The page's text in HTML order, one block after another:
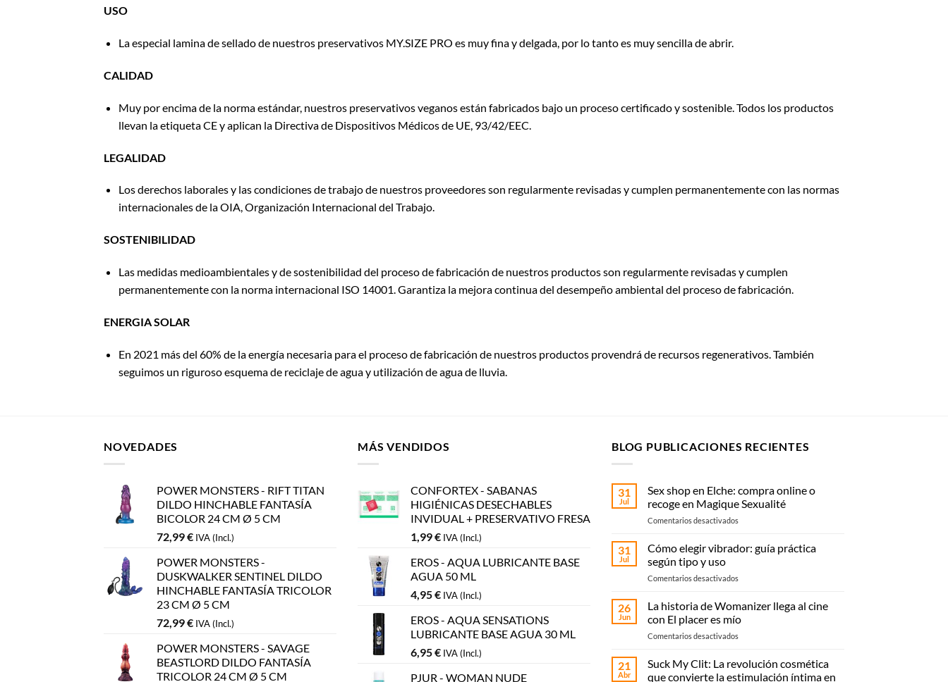
USO
La especial lamina de sellado de nuestros preservativos MY.SIZE PRO es muy fina y delgada, por lo tanto es muy sencilla de abrir.
CALIDAD
Muy por encima de la norma estándar, nuestros preservativos veganos están fabricados bajo un proceso certificado y sostenible. Todos los productos
llevan la etiqueta CE y aplican la Directiva de Dispositivos Médicos de UE, 93/42/EEC.
LEGALIDAD
Los derechos laborales y las condiciones de trabajo de nuestros proveedores son regularmente revisadas y cumplen permanentemente con las normas
internacionales de la OIA, Organización Internacional del Trabajo.
SOSTENIBILIDAD
Las medidas medioambientales y de sostenibilidad del proceso de fabricación de nuestros productos son regularmente revisadas y cumplen
permanentemente con la norma internacional ISO 14001. Garantiza la mejora continua del desempeño ambiental del proceso de fabricación.
ENERGIA SOLAR
En 2021 más del 60% de la energía necesaria para el proceso de fabricación de nuestros productos provendrá de recursos regenerativos. También
seguimos un riguroso esquema de reciclaje de agua y utilización de agua de lluvia.
NOVEDADES
POWER MONSTERS - RIFT TITAN
DILDO HINCHABLE FANTASÍA
BICOLOR 24 CM Ø 5 CM
72,99€ IVA (Incl.)
POWER MONSTERS -
DUSKWALKER SENTINEL DILDO
HINCHABLE FANTASÍA TRICOLOR
23 CM Ø 5 CM
72,99€ IVA (Incl.)
POWER MONSTERS - SAVAGE
BEASTLORD DILDO FANTASÍA
TRICOLOR 24 CM Ø 5 CM
MÁS VENDIDOS
CONFORTEX - SABANAS
HIGIÉNICAS DESECHABLES
INVIDUAL + PRESERVATIVO FRESA
1,99€ IVA (Incl.)
EROS - AQUA LUBRICANTE BASE
AGUA 50 ML
4,95€ IVA (Incl.)
EROS - AQUA SENSATIONS
LUBRICANTE BASE AGUA 30 ML
6,95€ IVA (Incl.)
PJUR - WOMAN NUDE
BLOG PUBLICACIONES RECIENTES
31
Jul
Sex shop en Elche: compra online o
recoge en Magique Sexualité
Comentarios desactivadosen
shop
en
compra
o
Magique
31
Jul
Cómo elegir vibrador: guía práctica
según tipo y uso
Comentarios desactivadosen
elegir
vibrador:
guía
práctica
tipo
y
26
Jun
La historia de Womanizer llega al cine
con El placer es mío
Comentarios desactivadosen
historia
de
21
Abr
Suck My Clit: La revolución cosmética
que convierte la estimulación íntima en